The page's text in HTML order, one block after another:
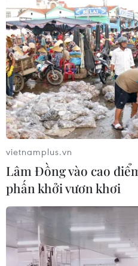
04/08/2026 10:17
Xem
CƠ QUAN CHỦ QUẢN: THÔNG TẤN XÃ
Tổng Biên tập: TRẦN TIẾN
Phó Tổng Biên tập:
THỦY
Sở hữu trí tuệ
RSS
vietnamplus.vn
Lâm Đồng vào cao
phấn khởi vươn khơi